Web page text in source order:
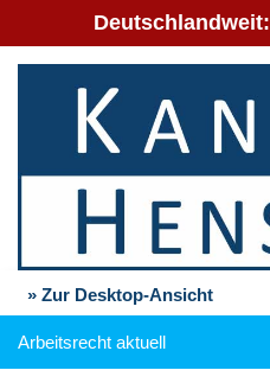
Deutschlandweit:
» Zur Desktop-Ansicht
Arbeitsrecht aktuell